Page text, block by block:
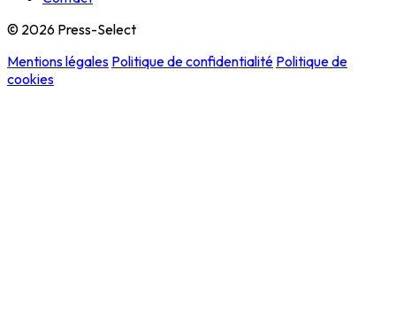
© 2026 Press-Select
Mentions légales Politique de confidentialité Politique de
cookies